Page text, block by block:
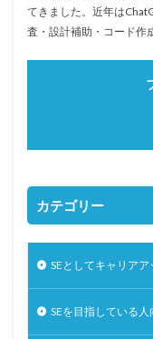
てきました。近年は
査・設計補助・コード作
カテゴリー
SEとしてキャリア
SEを目指している人